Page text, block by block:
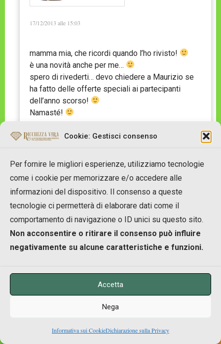
Cookie: Gestisci consenso
Per fornire le migliori esperienze, utilizziamo tecnologie
come i cookie per memorizzare e/o accedere alle
informazioni del dispositivo. Il consenso a queste
tecnologie ci permetterà di elaborare dati come il
comportamento di navigazione o ID unici su questo sito.
Non acconsentire o ritirare il consenso può influire
negativamente su alcune caratteristiche e funzioni.
Accetta
Nega
Informativa sui CookieDichiarazione sulla Privacy
17/12/2013 alle 15:03
mamma mia, che ricordi quando l’ho rivisto!
è una novità anche per me…
spero di rivederti… devo chiedere a Maurizio se
ha fatto delle offerte speciali ai partecipanti
dell’anno scorso!
Namasté!
Erika Cioni
..Certo che “le ha fatte”…Conosci Maurizio
meglio di me….”A presto”!!
Erika